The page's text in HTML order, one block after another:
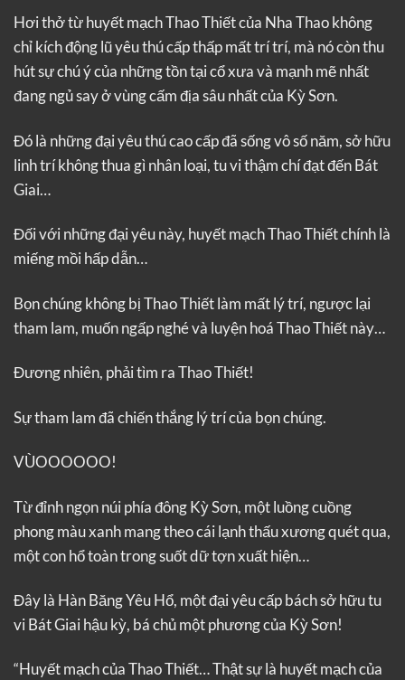
Hơi thở từ huyết mạch Thao Thiết của Nha Thao không
chỉ kích động lũ yêu thú cấp thấp mất trí trí, mà nó còn thu
hút sự chú ý của những tồn tại cổ xưa và mạnh mẽ nhất
đang ngủ say ở vùng cấm địa sâu nhất của Kỳ Sơn.
Đó là những đại yêu thú cao cấp đã sống vô số năm, sở hữu
linh trí không thua gì nhân loại, tu vi thậm chí đạt đến Bát
Giai…
Đối với những đại yêu này, huyết mạch Thao Thiết chính là
miếng mồi hấp dẫn…
Bọn chúng không bị Thao Thiết làm mất lý trí, ngược lại
tham lam, muốn ngấp nghé và luyện hoá Thao Thiết này…
Đương nhiên, phải tìm ra Thao Thiết!
Sự tham lam đã chiến thắng lý trí của bọn chúng.
VÙOOOOOO!
Từ đỉnh ngọn núi phía đông Kỳ Sơn, một luồng cuồng
phong màu xanh mang theo cái lạnh thấu xương quét qua,
một con hổ toàn trong suốt dữ tợn xuất hiện…
Đây là Hàn Băng Yêu Hổ, một đại yêu cấp bách sở hữu tu
vi Bát Giai hậu kỳ, bá chủ một phương của Kỳ Sơn!
“Huyết mạch của Thao Thiết… Thật sự là huyết mạch của